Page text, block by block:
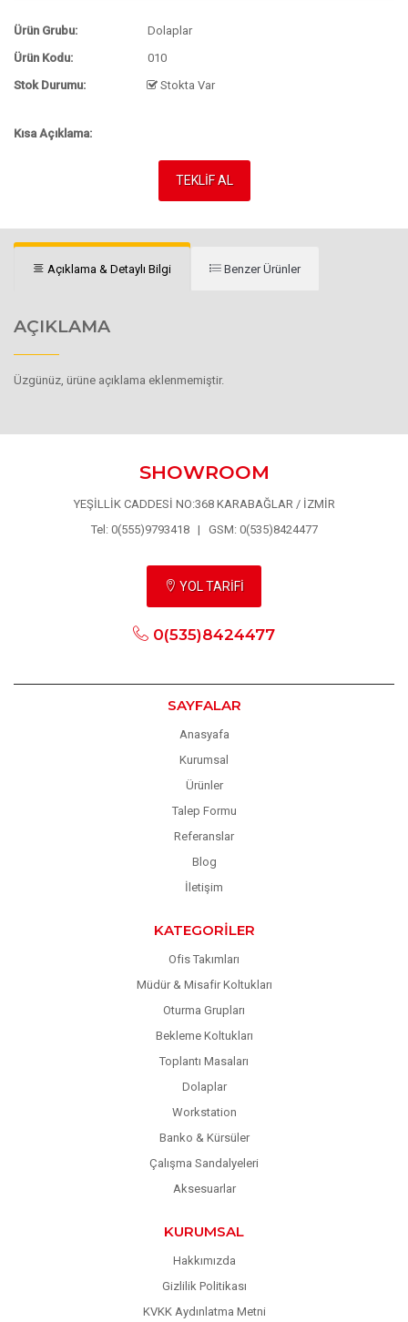
Ürün Grubu:
Dolaplar
Ürün Kodu:
010
Stok Durumu:
Stokta Var
Kısa Açıklama:
TEKLİF AL
Açıklama & Detaylı Bilgi Benzer Ürünler
AÇIKLAMA
Üzgünüz, ürüne açıklama eklenmemiştir.
SHOWROOM
YEŞİLLİK CADDESİ NO:368 KARABAĞLAR / İZMİR
Tel: 0(555)9793418 | GSM: 0(535)8424477
YOL TARİFİ
0(535)8424477
SAYFALAR
Anasyafa
Kurumsal
Ürünler
Talep Formu
Referanslar
Blog
İletişim
KATEGORILER
Ofis Takımları
Müdür & Misafir Koltukları
Oturma Grupları
Bekleme Koltukları
Toplantı Masaları
Dolaplar
Workstation
Banko & Kürsüler
Çalışma Sandalyeleri
Aksesuarlar
KURUMSAL
Hakkımızda
Gizlilik Politikası
KVKK Aydınlatma Metni